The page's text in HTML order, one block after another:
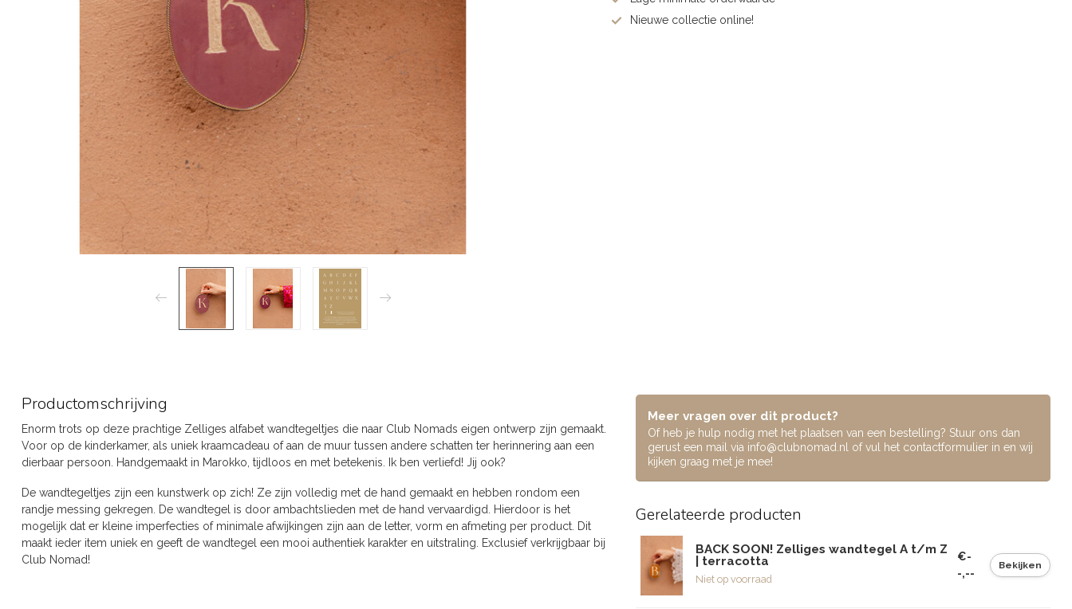
Nieuwe collectie online!
Productomschrijving
Enorm trots op deze prachtige Zelliges alfabet wandtegeltjes die naar Club Nomads eigen ontwerp zijn gemaakt.
Voor op de kinderkamer, als uniek kraamcadeau of aan de muur tussen andere schatten ter herinnering aan een
dierbaar persoon. Handgemaakt in Marokko, tijdloos en met betekenis. Ik ben verliefd! Jij ook?
De wandtegeltjes zijn een kunstwerk op zich! Ze zijn volledig met de hand gemaakt en hebben rondom een
randje messing gekregen. De wandtegel is door ambachtslieden met de hand vervaardigd. Hierdoor is het
mogelijk dat er kleine imperfecties of minimale afwijkingen zijn aan de letter, vorm en afmeting per product. Dit
maakt ieder item uniek en geeft de wandtegel een mooi authentiek karakter en uitstraling. Exclusief verkrijgbaar bij
Club Nomad!
Meer vragen over dit product?
Of heb je hulp nodig met het plaatsen van een bestelling? Stuur ons dan
gerust een mail via info@clubnomad.nl
of vul het contactformulier in en wij
kijken graag met je mee!
Gerelateerde producten
BACK SOON! Zelliges wandtegel A t/m Z
| terracotta
Niet op voorraad
€-
-,--
Bekijken